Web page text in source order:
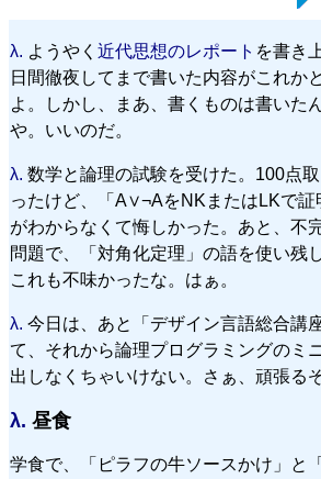
λ. ようやく 近代思想のレポート を書き
日間徹夜してまで書いた内容がこれか
よ。しかし、まあ、書くものは書いた
や。いいのだ。
λ. 数学と論理の試験を受けた。100点
ったけど、「A∨¬AをNKまたはLKで証
がわからなくて悔しかった。あと、不
問題で、「対角化定理」の語を使い残
これも不味かったな。はぁ。
λ. 今日は、あと「デザイン言語総合講
て、それから論理プログラミングのミ
出しなくちゃいけない。さぁ、頑張るぞ
λ. 昼食
学食で、「ピラフの牛ソースかけ」と